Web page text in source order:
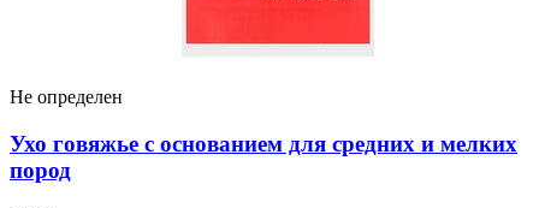
Не определен
Ухо говяжье с основанием для средних и мелких
пород